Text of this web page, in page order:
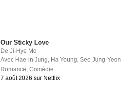
Our Sticky Love
DeJi-Hye Mo
Avec Hae-in Jung, Ha Young,Seo Jung-Yeon
Romance,Comédie
7 août 2026 sur Netflix